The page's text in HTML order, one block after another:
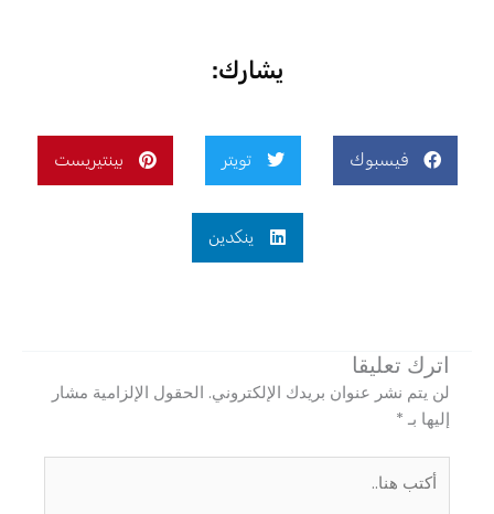
يشارك:
فيسبوك تويتر بينتيريست
ينكدين
اترك تعليقا
لن يتم نشر عنوان بريدك الإلكتروني. الحقول الإلزامية مشار
إليها بـ *
أكتب
هنا..